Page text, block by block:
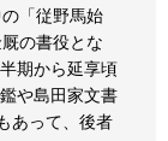
「従野馬始
の書役とな
期から延享頃
や島田家文書
あって、後者